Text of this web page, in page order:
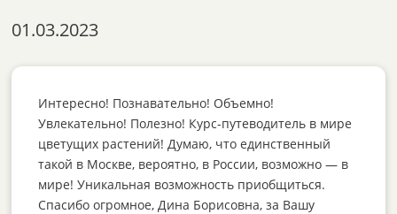
01.03.2023
Интересно! Познавательно! Объемно!
Увлекательно! Полезно! Курс-путеводитель в мире
цветущих растений! Думаю, что единственный
такой в Москве, вероятно, в России, возможно — в
мире! Уникальная возможность приобщиться.
Спасибо огромное, Дина Борисовна, за Вашу